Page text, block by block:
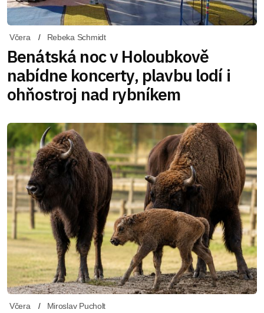
Včera Rebeka Schmidt
Benátská noc v Holoubkově
nabídne koncerty, plavbu lodí i
ohňostroj nad rybníkem
Včera Miroslav Pucholt